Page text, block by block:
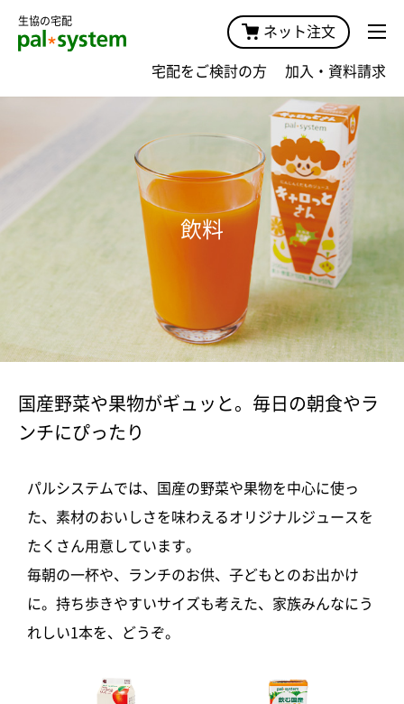
生協の宅配
ネット注文
宅配をご検討の方 加入・資料請求
飲料
国産野菜や果物がギュッと。毎日の朝食やラ
ンチにぴったり
パルシステムでは、国産の野菜や果物を中心に使っ
た、素材のおいしさを味わえるオリジナルジュースを
たくさん用意しています。
毎朝の一杯や、ランチのお供、子どもとのお出かけ
に。持ち歩きやすいサイズも考えた、家族みんなにう
れしい1本を、どうぞ。